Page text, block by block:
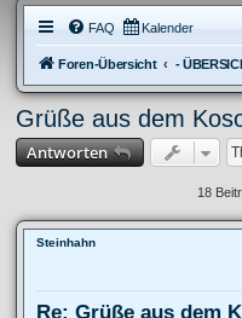
FAQ Kalender
Foren-Übersicht -
Grüße aus dem
Antworten
18
Steinhahn
Re: Grüße aus dem